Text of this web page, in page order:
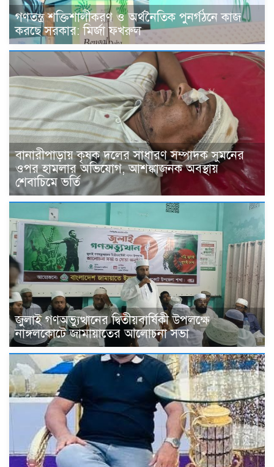
গণতন্ত্র শক্তিশালীকরণ ও অর্থনৈতিক পুনর্গঠনে কাজ
করছে সরকার: মির্জা ফখরুল
বানারীপাড়ায় কৃষক দলের সাধারণ সম্পাদক সুমনের
ওপর হামলার অভিযোগ, আশঙ্কাজনক অবস্থায়
শেবাচিমে ভর্তি
জুলাই গণঅভ্যুত্থানের দ্বিতীয়বার্ষিকী উপলক্ষে
নাঙ্গলকোটে জামায়াতের আলোচনা সভা